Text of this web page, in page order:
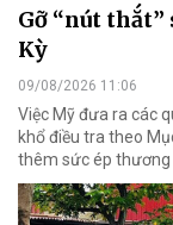
Gỡ “nút
Kỳ
09/08/2026 11:06
Việc Mỹ đưa ra các
khổ điều tra theo
thêm sức ép thương